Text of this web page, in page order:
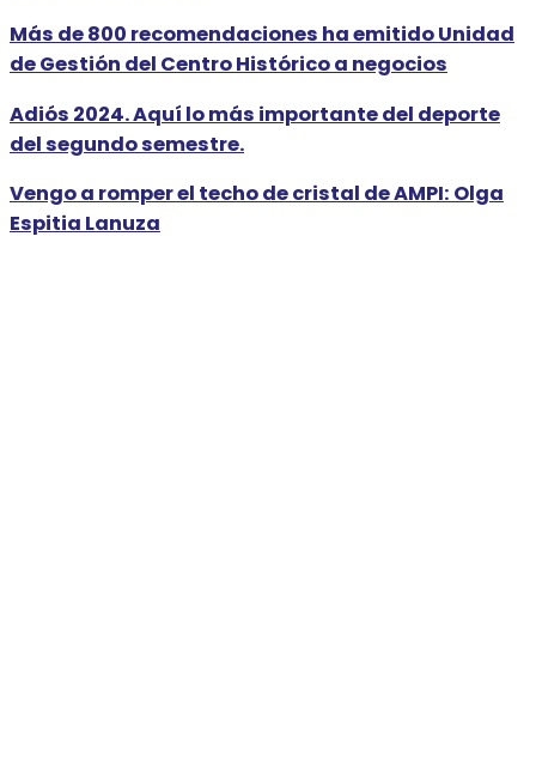
Más de 800 recomendaciones ha emitido Unidad
de Gestión del Centro Histórico a negocios
Adiós 2024. Aquí lo más importante del deporte
del segundo semestre.
Vengo a romper el techo de cristal de AMPI: Olga
Espitia Lanuza